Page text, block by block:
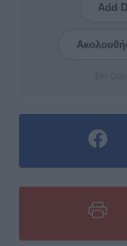
Add